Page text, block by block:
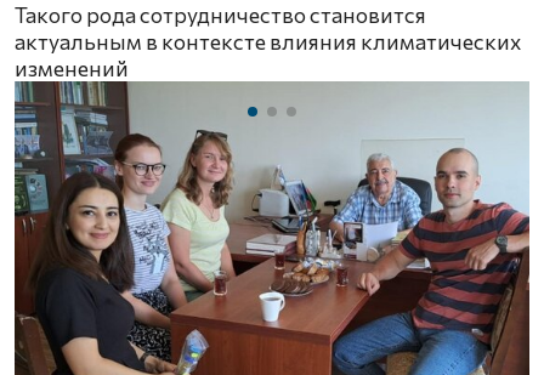
Такого рода сотрудничество становится
актуальным в контексте влияния климатических
изменений